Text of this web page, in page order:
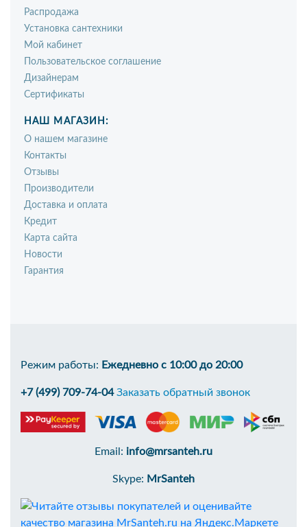
Распродажа
Установка сантехники
Мой кабинет
Пользовательское соглашение
Дизайнерам
Сертификаты
НАШ МАГАЗИН:
О нашем магазине
Контакты
Отзывы
Производители
Доставка и оплата
Кредит
Карта сайта
Новости
Гарантия
Режим работы: Ежедневно с 10:00 до 20:00
+7 (499) 709-74-04 Заказать обратный звонок
Email: info@mrsanteh.ru
Skype: MrSanteh